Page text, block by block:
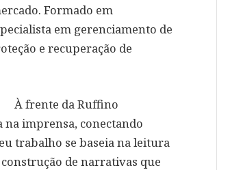
Formado em
em gerenciamento de
e recuperação de
À frente da Ruffino
imprensa, conectando
trabalho se baseia na leitura
de narrativas que